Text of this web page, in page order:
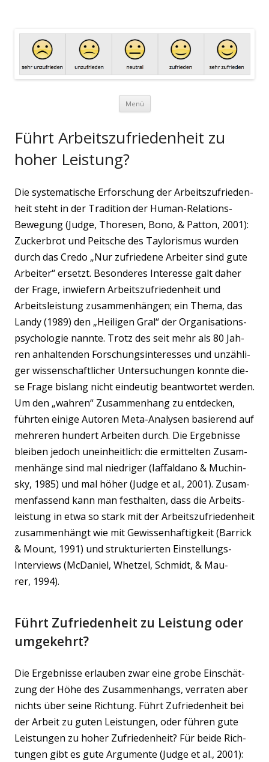
Menü Zum Inhalt springen
Führt Arbeitszufriedenheit zu
hoher Leistung?
Die sys­te­ma­ti­sche Erfor­schung der Arbeits­zu­frie­den­
heit steht in der Tra­di­ti­on der Human-Rela­ti­ons-
Bewe­gung (Judge, Tho­re­sen, Bono, & Pat­ton, 2001):
Zucker­brot und Peit­sche des Tay­lo­ris­mus wur­den
durch das Cre­do „Nur zufrie­de­ne Arbei­ter sind gute
Arbei­ter“ ersetzt. Beson­de­res Inter­es­se galt daher
der Fra­ge, inwie­fern Arbeits­zu­frie­den­heit und
Arbeits­leis­tung zusam­men­hän­gen; ein The­ma, das
Lan­dy (1989) den „Hei­li­gen Gral“ der Orga­ni­sa­ti­ons­
psy­cho­lo­gie nann­te. Trotz des seit mehr als 80 Jah­
ren anhal­ten­den For­schungs­in­ter­es­ses und unzäh­li­
ger wis­sen­schaft­li­cher Unter­su­chun­gen konn­te die­
se Fra­ge bis­lang nicht ein­deu­tig beant­wor­tet wer­den.
Um den „wah­ren“ Zusam­men­hang zu ent­de­cken,
führ­ten eini­ge Autoren Meta-Ana­ly­sen basie­rend auf
meh­re­ren hun­dert Arbei­ten durch. Die Ergeb­nis­se
blei­ben jedoch unein­heit­lich: die ermit­tel­ten Zusam­
men­hän­ge sind mal nied­ri­ger (Iaf­fald­a­no & Much­in­
sky, 1985) und mal höher (Judge et al., 2001). Zusam­
men­fas­send kann man fest­hal­ten, dass die Arbeits­
leis­tung in etwa so stark mit der Arbeits­zu­frie­den­heit
zusam­men­hängt wie mit Gewis­sen­haf­tig­keit (Bar­rick
& Mount, 1991) und struk­tu­rier­ten Ein­stel­lungs-
Inter­views (McDa­ni­el, Whet­zel, Schmidt, & Mau­
rer, 1994).
Führt Zufriedenheit zu Leistung oder
umgekehrt?
Die Ergeb­nis­se erlau­ben zwar eine gro­be Ein­schät­
zung der Höhe des Zusam­men­hangs, ver­ra­ten aber
nichts über sei­ne Rich­tung. Führt Zufrie­den­heit bei
der Arbeit zu guten Leis­tun­gen, oder füh­ren gute
Leis­tun­gen zu hoher Zufrie­den­heit? Für bei­de Rich­
tun­gen gibt es gute Argu­men­te (Judge et al., 2001):